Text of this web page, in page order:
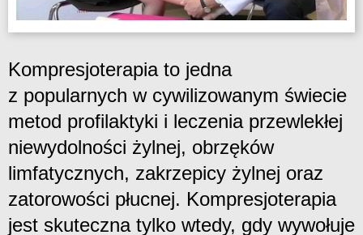
Kompresjoterapia to jedna
z popularnych w cywilizowanym świecie
metod profilaktyki i leczenia przewlekłej
niewydolności żylnej, obrzęków
limfatycznych, zakrzepicy żylnej oraz
zatorowości płucnej. Kompresjoterapia
jest skuteczna tylko wtedy, gdy wywołuje